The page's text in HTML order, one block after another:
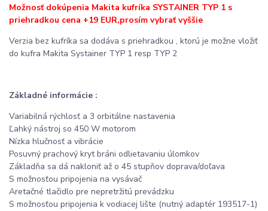
Možnosť dokúpenia Makita kufríka SYSTAINER TYP 1 s
priehradkou cena +19 EUR,prosím vybrať vyššie
Verzia bez kufríka sa dodáva s priehradkou , ktorú je možne vložiť
do kufra Makita Systainer TYP 1 resp TYP 2
Základné informácie :
Variabilná rýchlosť a 3 orbitálne nastavenia
Ľahký nástroj so 450 W motorom
Nízka hlučnosť a vibrácie
Posuvný prachový kryt bráni odlietavaniu úlomkov
Základňa sa dá nakloniť až o 45 stupňov doprava/doľava
S možnosťou pripojenia na vysávač
Aretačné tlačidlo pre nepretržitú prevádzku
S možnosťou pripojenia k vodiacej lište (nutný adaptér 193517-1)